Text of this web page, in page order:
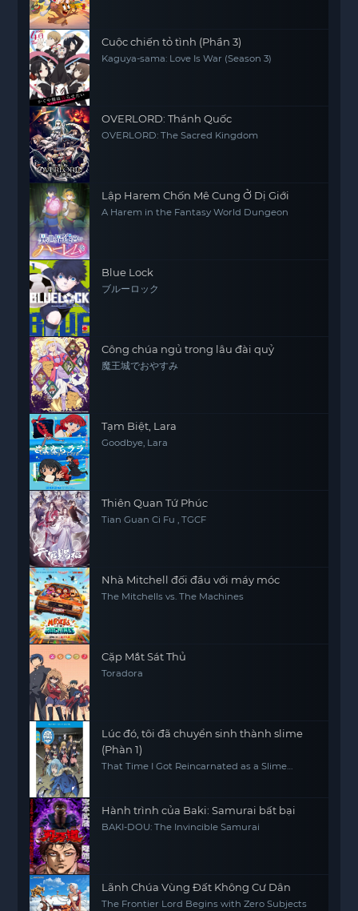
Cuộc chiến tỏ tình (Phần 3)
Kaguya-sama: Love Is War (Season 3)
OVERLORD: Thánh Quốc
OVERLORD: The Sacred Kingdom
Lập Harem Chốn Mê Cung Ở Dị Giới
A Harem in the Fantasy World Dungeon
Blue Lock
ブルーロック
Công chúa ngủ trong lâu đài quỷ
魔王城でおやすみ
Tạm Biệt, Lara
Goodbye, Lara
Thiên Quan Tứ Phúc
Tian Guan Ci Fu , TGCF
Nhà Mitchell đối đầu với máy móc
The Mitchells vs. The Machines
Cặp Mắt Sát Thủ
Toradora
Lúc đó, tôi đã chuyển sinh thành slime
(Phàn 1)
That Time I Got Reincarnated as a Slime
Hành trình của Baki: Samurai bất bại
BAKI-DOU: The Invincible Samurai
Lãnh Chúa Vùng Đất Không Cư Dân
The Frontier Lord Begins with Zero Subjects